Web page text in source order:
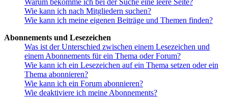
Warum bekomme ich bei der Suche eine leere Seite?
Wie kann ich nach Mitgliedern suchen?
Wie kann ich meine eigenen Beiträge und Themen finden?
Abonnements und Lesezeichen
Was ist der Unterschied zwischen einem Lesezeichen und
einem Abonnements für ein Thema oder Forum?
Wie kann ich ein Lesezeichen auf ein Thema setzen oder ein
Thema abonnieren?
Wie kann ich ein Forum abonnieren?
Wie deaktiviere ich meine Abonnements?